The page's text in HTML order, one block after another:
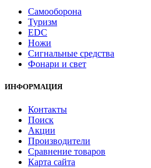
Самооборона
Туризм
EDC
Ножи
Сигнальные средства
Фонари и свет
ИНФОРМАЦИЯ
Контакты
Поиск
Акции
Производители
Сравнение товаров
Карта сайта